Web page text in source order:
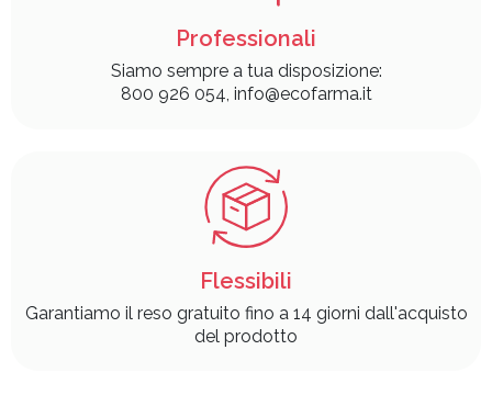
Professionali
Siamo sempre a tua disposizione:
800 926 054, info@ecofarma.it
Flessibili
Garantiamo il reso gratuito fino a 14 giorni dall'acquisto
del prodotto